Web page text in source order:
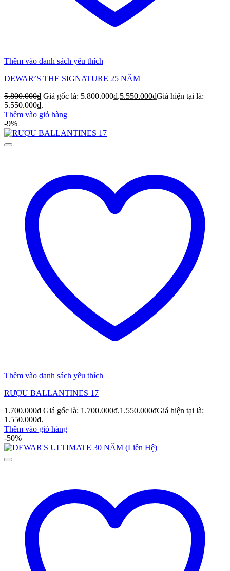
Thêm vào danh sách yêu thích
DEWAR’S THE SIGNATURE 25 NĂM
5.800.000₫ Giá gốc là: 5.800.000₫.5.550.000₫Giá hiện tại là:
5.550.000₫.
Thêm vào giỏ hàng
-9%
Thêm vào danh sách yêu thích
RƯỢU BALLANTINES 17
1.700.000₫ Giá gốc là: 1.700.000₫.1.550.000₫Giá hiện tại là:
1.550.000₫.
Thêm vào giỏ hàng
-50%